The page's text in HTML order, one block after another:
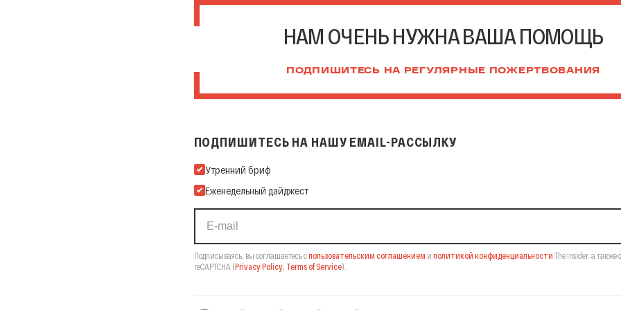
НАМ ОЧЕНЬ НУЖНА ВАША ПОМОЩЬ
ПОДПИШИТЕСЬ НА РЕГУЛЯРНЫЕ ПОЖЕРТВОВАНИЯ
ПОДПИШИТЕСЬ НА НАШУ EMAIL-РАССЫЛКУ
Подпишитесь на нашу Email-рассылку
Утренний бриф
Еженедельный дайджест
Подписываясь, вы соглашаетесь спользовательским соглашением и политикой конфиденциальности The Insider, а также
reCAPTCHA (Privacy Policy, Terms of Service).